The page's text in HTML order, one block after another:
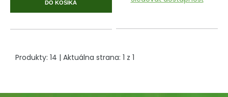
DO KOŠÍKA
Produkty: 14 | Aktuálna strana: 1 z 1